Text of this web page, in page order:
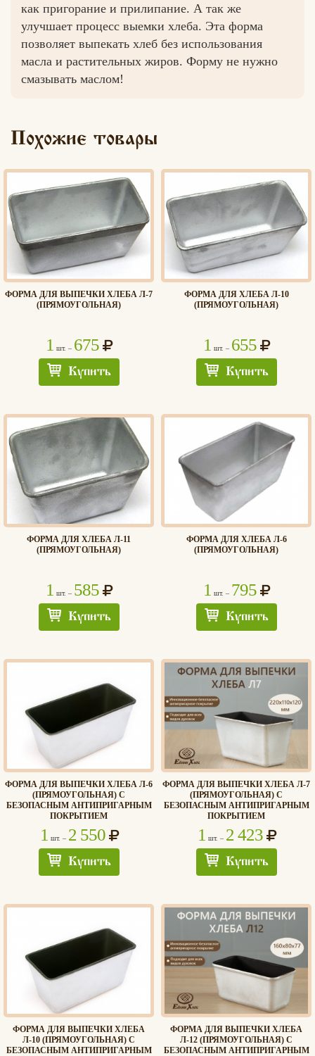
Хлеб
как пригорание и прилипание. А так же
улучшает процесс выемки хлеба. Эта форма
позволяет выпекать хлеб без использования
масла и растительных жиров. Форму не нужно
смазывать маслом!
Похожие товары
ФОРМА ДЛЯ ВЫПЕЧКИ ХЛЕБА Л-7
(ПРЯМОУГОЛЬНАЯ)
1 шт. – 675
Купить
ФОРМА ДЛЯ ХЛЕБА Л-10
(ПРЯМОУГОЛЬНАЯ)
1 шт. – 655
Купить
ФОРМА ДЛЯ ХЛЕБА Л-11
(ПРЯМОУГОЛЬНАЯ)
1 шт. – 585
Купить
ФОРМА ДЛЯ ХЛЕБА Л-6
(ПРЯМОУГОЛЬНАЯ)
1 шт. – 795
Купить
ФОРМА ДЛЯ ВЫПЕЧКИ ХЛЕБА Л-6
(ПРЯМОУГОЛЬНАЯ) С
БЕЗОПАСНЫМ АНТИПРИГАРНЫМ
ПОКРЫТИЕМ
1 шт. – 2 550
Купить
ФОРМА ДЛЯ ВЫПЕЧКИ ХЛЕБА Л-7
(ПРЯМОУГОЛЬНАЯ) С
БЕЗОПАСНЫМ АНТИПРИГАРНЫМ
ПОКРЫТИЕМ
1 шт. – 2 423
Купить
ФОРМА ДЛЯ ВЫПЕЧКИ ХЛЕБА
Л-10 (ПРЯМОУГОЛЬНАЯ) С
БЕЗОПАСНЫМ АНТИПРИГАРНЫМ
ФОРМА ДЛЯ ВЫПЕЧКИ ХЛЕБА
Л-12 (ПРЯМОУГОЛЬНАЯ) С
БЕЗОПАСНЫМ АНТИПРИГАРНЫМ